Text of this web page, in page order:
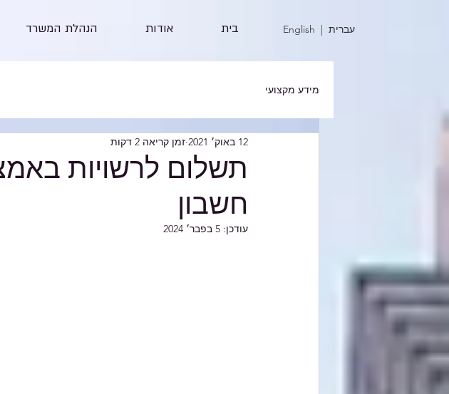
בית אודות הנהלת המשרד English | עברית
מידע מקצועי
תשלום לרשויות
חשבון
12 באוק׳ 2021 זמן קריאה 2 דקות
עודכן: 5 בפבר׳ 2024